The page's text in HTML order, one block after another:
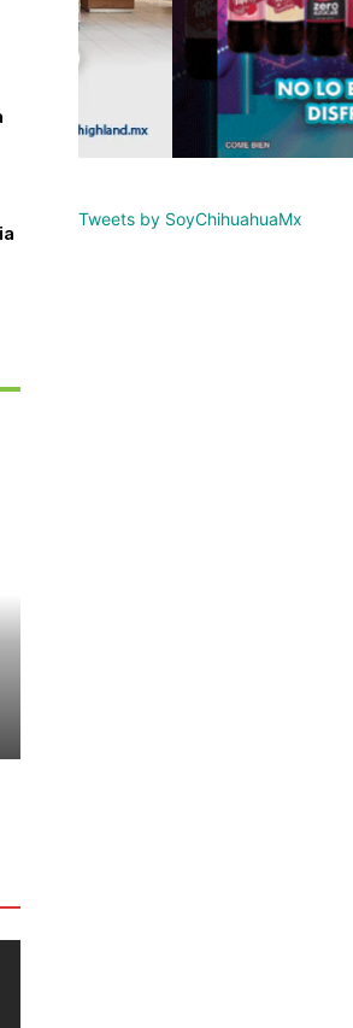
Tweets by SoyChihuahuaMx